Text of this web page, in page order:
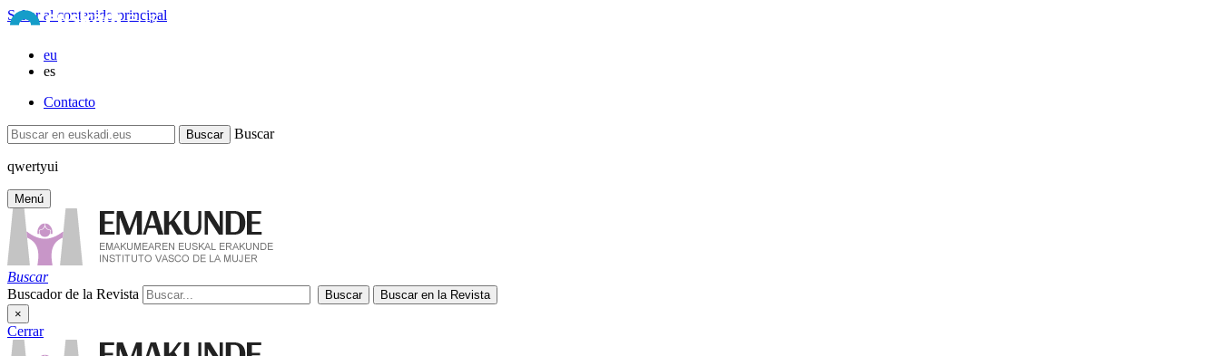
Saltar al contenido principal
eu
es
Contacto
Buscar
qwertyui
Menú
Buscar
Buscador de la Revista
×
Cerrar